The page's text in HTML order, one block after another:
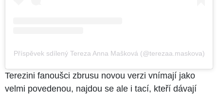
Příspěvek sdílený Tereza Anna Mašková (@terezaa.maskova)
Terezini fanoušci zbrusu novou verzi vnímají jako
velmi povedenou, najdou se ale i tací, kteří dávají